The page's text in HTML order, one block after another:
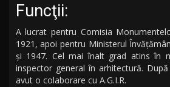
Funcţii:
A lucrat pentru Comisia
1921, apoi pentru Ministerul
şi 1947. Cel mai înalt grad atins în
inspector general în arhitectură.
avut o colaborare cu A.G.I.R.